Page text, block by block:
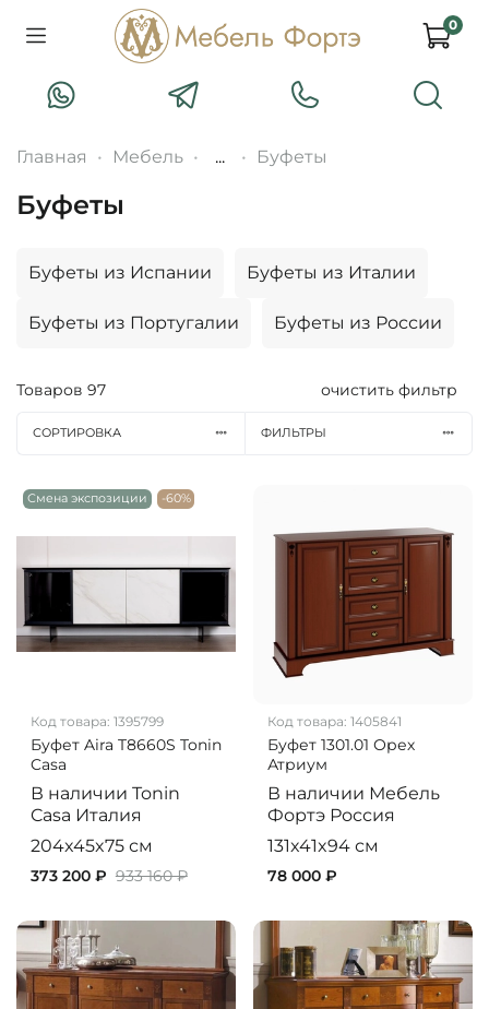
0
Главная Мебель ... Буфеты
Буфеты
Буфеты из Испании Буфеты из Италии
Буфеты из Португалии Буфеты из России
Товаров 97 очистить фильтр
СОРТИРОВКА ФИЛЬТРЫ
Смена экспозиции -60%
Код товара: 1395799
Буфет Aira T8660S Tonin
Casa
В наличии Tonin
Casa Италия
204x45x75 см
373 200 ₽ 933 160 ₽
Код товара: 1405841
Буфет 1301.01 Орех
Атриум
В наличии Мебель
Фортэ Россия
131x41x94 см
78 000 ₽